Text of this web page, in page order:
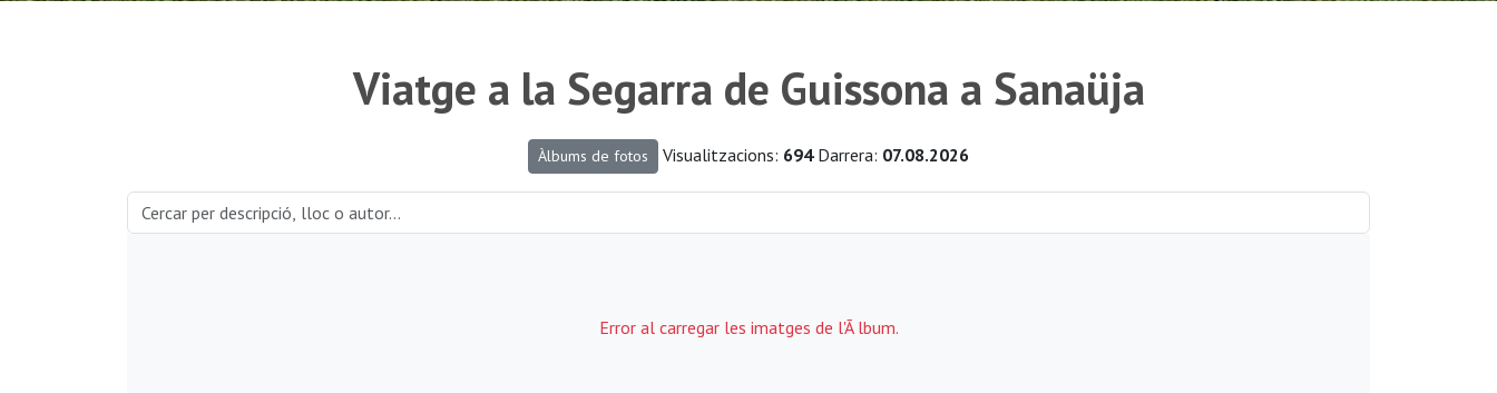
Viatge a la Segarra de Guissona a Sanaüja
Àlbums de fotos Visualitzacions: 694Darrera: 07.08.2026
Error al carregar les imatges de l'Ã lbum.